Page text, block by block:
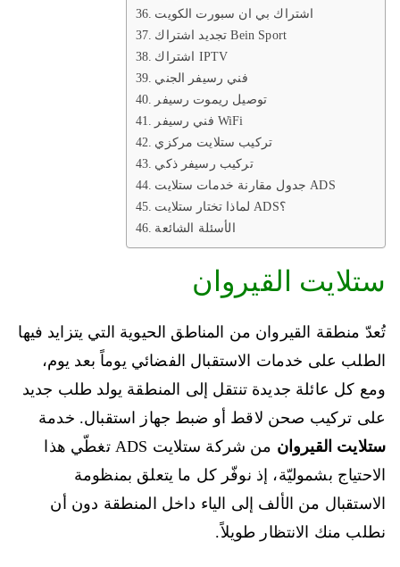
اشتراك بي ان سبورت الكويت
تجديد اشتراك Bein Sport
اشتراك IPTV
فني رسيفر الجني
توصيل ريموت رسيفر
فني رسيفر WiFi
تركيب ستلايت مركزي
تركيب رسيفر ذكي
جدول مقارنة خدمات ستلايت ADS
لماذا تختار ستلايت ADS؟
الأسئلة الشائعة
ستلايت القيروان
تُعدّ منطقة القيروان من المناطق الحيوية التي يتزايد فيها
الطلب على خدمات الاستقبال الفضائي يوماً بعد يوم،
ومع كل عائلة جديدة تنتقل إلى المنطقة يولد طلب جديد
على تركيب صحن لاقط أو ضبط جهاز استقبال. خدمة
ستلايت القيروان
من شركة ستلايت ADS تغطّي هذا
الاحتياج بشموليّة، إذ نوفّر كل ما يتعلق بمنظومة
الاستقبال من الألف إلى الياء داخل المنطقة دون أن
نطلب منك الانتظار طويلاً.